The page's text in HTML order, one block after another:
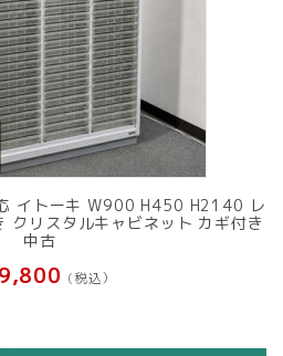
イトーキ W900 H450 H2140 レ
クリスタルキャビネット カギ付き
中古
(税込）